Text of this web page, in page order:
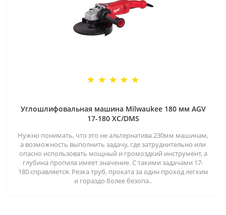
Углошлифовальная машина Milwaukee 180 мм AGV
17-180 XC/DMS
Нужно понимать, что это не альтернатива 230мм машинам,
а возможность выполнить задачу, где затруднительно или
опасно использовать мощный и громоздкий инструмент, а
глубина пропила имеет значение. С такими задачами 17-
180 справляется. Резка труб, проката за один проход легким
и гораздо более безопа..